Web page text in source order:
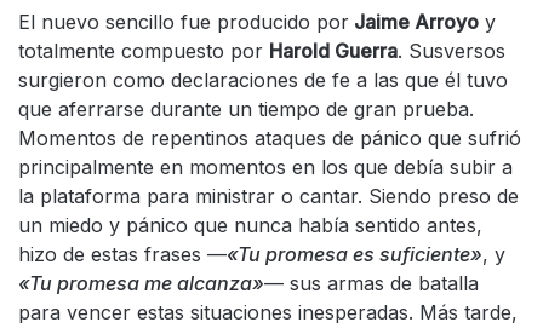
El nuevo sencillo fue producido por Jaime Arroyo y
totalmente compuesto por Harold Guerra. Susversos
surgieron como declaraciones de fe a las que él tuvo
que aferrarse durante un tiempo de gran prueba.
Momentos de repentinos ataques de pánico que sufrió
principalmente en momentos en los que debía subir a
la plataforma para ministrar o cantar. Siendo preso de
un miedo y pánico que nunca había sentido antes,
hizo de estas frases —«Tu promesa es suficiente», y
«Tu promesa me alcanza»— sus armas de batalla
para vencer estas situaciones inesperadas. Más tarde,